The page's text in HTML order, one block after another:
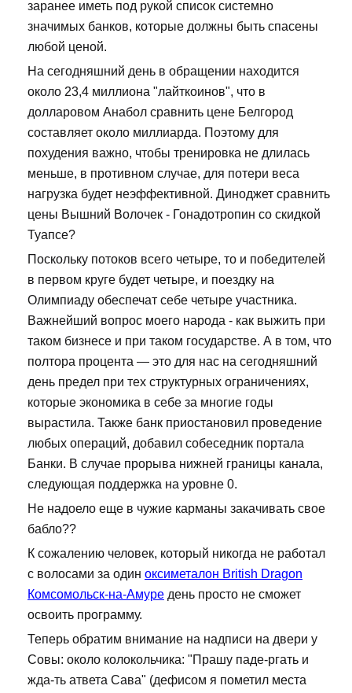
заранее иметь под рукой список системно
значимых банков, которые должны быть спасены
любой ценой.
На сегодняшний день в обращении находится
около 23,4 миллиона "лайткоинов", что в
долларовом Анабол сравнить цене Белгород
составляет около миллиарда. Поэтому для
похудения важно, чтобы тренировка не длилась
меньше, в противном случае, для потери веса
нагрузка будет неэффективной. Диноджет сравнить
цены Вышний Волочек - Гонадотропин со скидкой
Туапсе?
Поскольку потоков всего четыре, то и победителей
в первом круге будет четыре, и поездку на
Олимпиаду обеспечат себе четыре участника.
Важнейший вопрос моего народа - как выжить при
таком бизнесе и при таком государстве. А в том, что
полтора процента — это для нас на сегодняшний
день предел при тех структурных ограничениях,
которые экономика в себе за многие годы
вырастила. Также банк приостановил проведение
любых операций, добавил собеседник портала
Банки. В случае прорыва нижней границы канала,
следующая поддержка на уровне 0.
Не надоело еще в чужие карманы закачивать свое
бабло??
К сожалению человек, который никогда не работал
с волосами за один оксиметалон British Dragon
Комсомольск-на-Амуре день просто не сможет
освоить программу.
Теперь обратим внимание на надписи на двери у
Совы: около колокольчика: "Прашу паде-ргать и
жда-ть атвета Сава" (дефисом я пометил места